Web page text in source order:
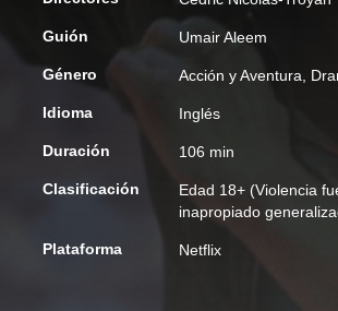
Guión Umair Aleem
Género Acción y Aventura
Idioma Inglés
Duración 106 min
Clasificación Edad 18+ (Violencia
inapropiado
Plataforma Netflix